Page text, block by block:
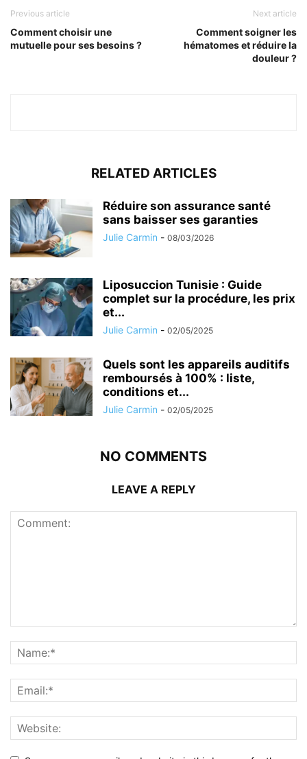
Previous article
Comment choisir une
mutuelle pour ses besoins ?
Next article
Comment soigner les
hématomes et réduire la
douleur ?
RELATED ARTICLES
Réduire son assurance santé
sans baisser ses garanties
Julie Carmin - 08/03/2026
Liposuccion Tunisie : Guide
complet sur la procédure, les prix
et...
Julie Carmin - 02/05/2025
Quels sont les appareils auditifs
remboursés à 100% : liste,
conditions et...
Julie Carmin - 02/05/2025
NO COMMENTS
LEAVE A REPLY